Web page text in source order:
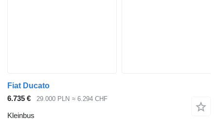
Fiat Ducato
6.735 €
29.000 PLN ≈ 6.294 CHF
Kleinbus